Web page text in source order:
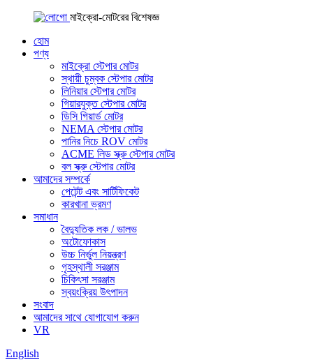
মাইক্রো-মোটরের বিশেষজ্ঞ
হোম
পণ্য
মাইক্রো স্টেপার মোটর
স্থায়ী চুম্বক স্টেপার মোটর
লিনিয়ার স্টেপার মোটর
গিয়ারযুক্ত স্টেপার মোটর
ডিসি গিয়ার্ড মোটর
NEMA স্টেপার মোটর
পানির নিচে ROV মোটর
ACME লিড স্ক্রু স্টেপার মোটর
বল স্ক্রু স্টেপার মোটর
আমাদের সম্পর্কে
পেটেন্ট এবং সার্টিফিকেট
কারখানা ভ্রমণ
সমাধান
বৈদ্যুতিক লক / ভালভ
অটোফোকাস
উচ্চ নির্ভুল নিয়ন্ত্রণ
গৃহস্থালী সরঞ্জাম
চিকিৎসা সরঞ্জাম
স্বয়ংক্রিয় উৎপাদন
সংবাদ
আমাদের সাথে যোগাযোগ করুন
VR
English